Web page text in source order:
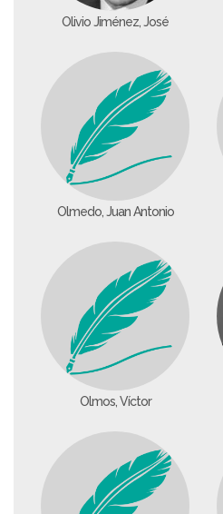
Olivio Jiménez, José
Olmedo, Juan Antonio
Olmos, Víctor